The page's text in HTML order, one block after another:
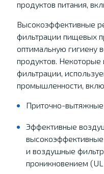
продуктов питания,
Высокоэффективные
фильтрации пищевых
оптимальную гигиену
продуктов. Некоторые
фильтрации,
промышленности,
Приточно-вытяжные
Эффективные
и воздушные
проникновением